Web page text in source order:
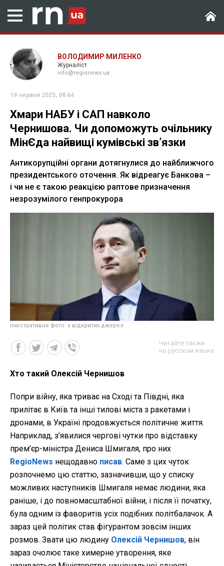
ВОЛОДИМИР МИЛЕНКО
Журналіст
info@regionews.ua
19 червня 2025, 08:44
Хмари НАБУ і САП навколо
Чернишова. Чи допоможуть очільнику
МінЄда найвищі кумівські зв’язки
Антикорупційні органи дотягнулися до найближчого
президентського оточення. Як відреагує Банкова –
і чи не є такою реакцією раптове призначення
незрозумілого генпрокурора
ілюстративне фото: з відкритих джерел
Читайте также
на русском языке
Хто такий Олексій Чернишов
Попри війну, яка триває на Сході та Півдні, яка
прилітає в Київ та інші тилові міста з ракетами і
дронами, в Україні продовжується політичне життя.
Наприклад, з’явилися чергові чутки про відставку
прем’єр-міністра Дениса Шмигаля, про них
RegioNews нещодавно писав. Саме з цих чуток
розпочнемо цю статтю, зазначивши, що у списку
можливих наступників Шмигаля немає людини, яка
раніше, і до повномасштабної війни, і після її початку,
була одним із фаворитів усіх подібних політбалачок. А
зараз цей політик став фігурантом зовсім інших
розмов. Звати цю людину Олексій Чернишов, він
зараз очолює таке химерне утворення, яке